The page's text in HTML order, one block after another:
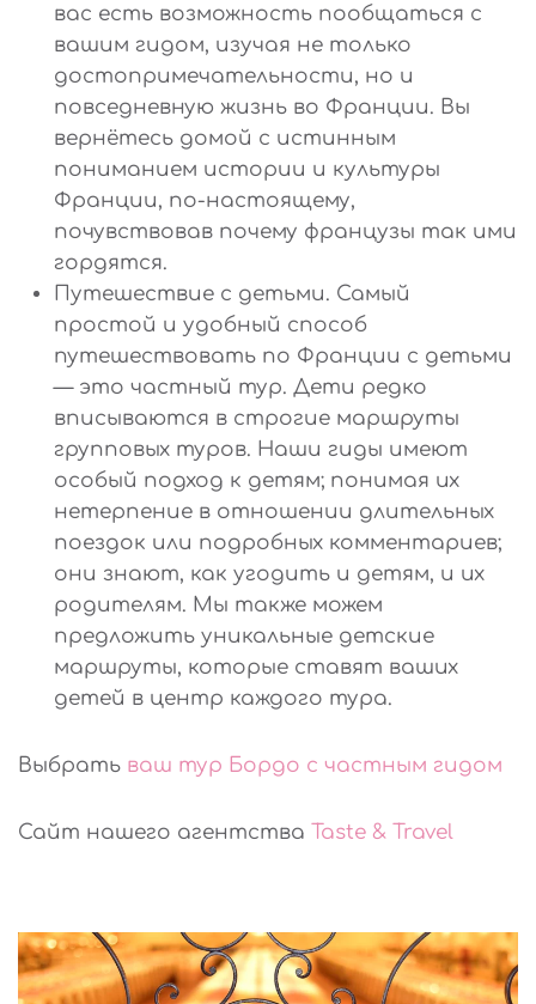
вас есть возможность пообщаться с
вашим гидом, изучая не только
достопримечательности, но и
повседневную жизнь во Франции. Вы
вернётесь домой с истинным
пониманием истории и культуры
Франции, по-настоящему,
почувствовав почему французы так ими
гордятся.
Путешествие с детьми. Самый
простой и удобный способ
путешествовать по Франции с детьми
— это частный тур. Дети редко
вписываются в строгие маршруты
групповых туров. Наши гиды имеют
особый подход к детям; понимая их
нетерпение в отношении длительных
поездок или подробных комментариев;
они знают, как угодить и детям, и их
родителям. Мы также можем
предложить уникальные детские
маршруты, которые ставят ваших
детей в центр каждого тура.
Выбрать ваш тур Бордо с частным гидом
Сайт нашего агентства Taste & Travel